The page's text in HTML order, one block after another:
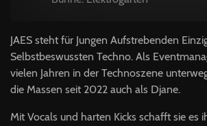
JAES steht für Jungen Aufstrebenden
Selbstbeswussten Techno. Als
vielen Jahren in der Technoszene
die Massen seit 2022 auch als Djane.
Mit Vocals und harten Kicks schafft sie es